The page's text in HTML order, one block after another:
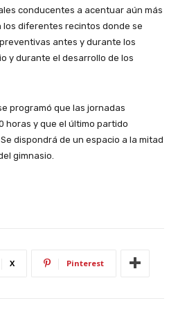
conducentes a acentuar aún más
los diferentes recintos donde se
antes y durante los
y durante el desarrollo de los
programó que las jornadas
horas y que el último partido
dispondrá de un espacio a la mitad
gimnasio.
X Pinterest